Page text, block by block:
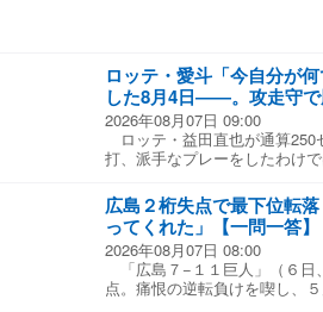
ロッテ・愛斗「今自分が
した8月4日――。攻走守で
2026年08月07日 09:00
ロッテ・益田直也が通算
打、派手なプレーをしたわけ
来のスタメン出場を果たした
頭の上田希由翔が四球、小川
ここで打席には愛斗。 「結果
ーが平良でそんなにチャンス
クラスで良いピッチャーなの
攻撃）もチャンスで点が入ら
広島２桁失点で最下位転
ってくれた」【一問一答】
2026年08月07日 08:00
「広島７−１１巨人」（６
点。痛恨の逆転負けを喫し、